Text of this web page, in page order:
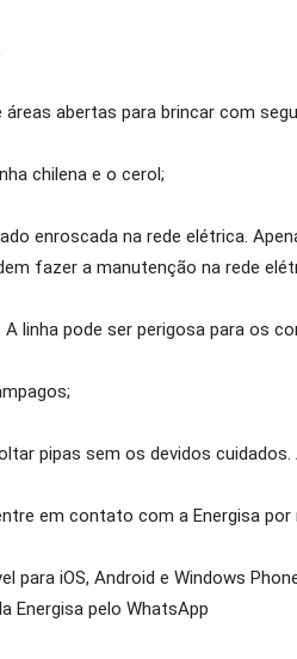
abertas para brincar com
chilena e o cerol;
enroscada na rede elétrica.
fazer a manutenção na rede
linha pode ser perigosa para os
pipas sem os devidos
em contato com a Energisa por
para iOS, Android e Windows
Energisa pelo WhatsApp